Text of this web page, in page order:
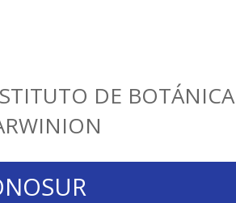
DE BOTÁNICA